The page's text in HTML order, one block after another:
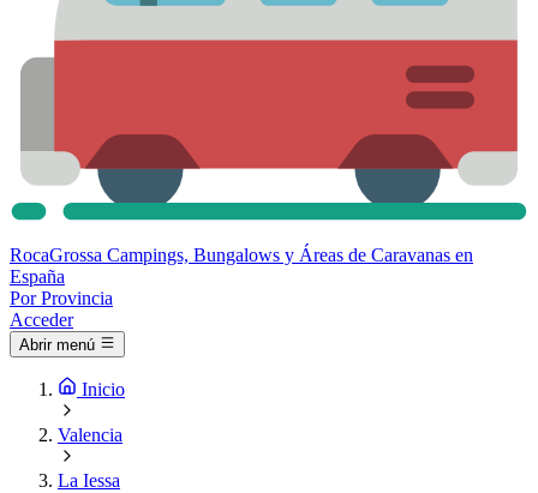
RocaGrossa Campings, Bungalows y Áreas de Caravanas en
España
Por Provincia
Acceder
Abrir menú
Inicio
Valencia
La Iessa